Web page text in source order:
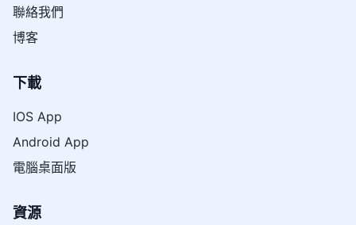
聯絡我們
博客
下載
IOS App
Android App
電腦桌面版
資源